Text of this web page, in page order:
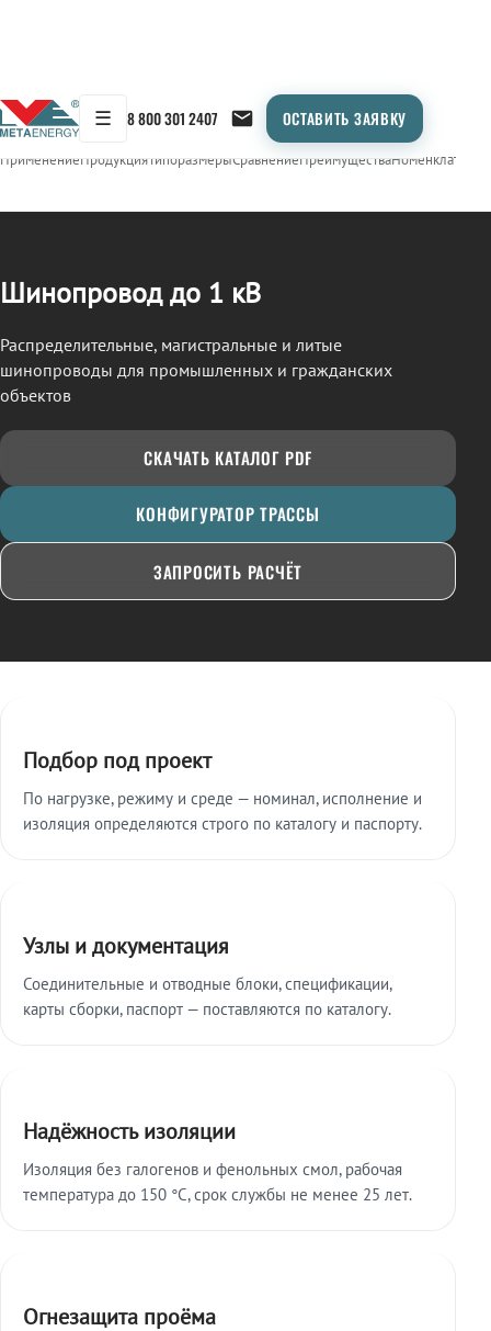
☰ 8 800 301 2407 ОСТАВИТЬ ЗАЯВКУ
← Продукция/ШИНОПРОВОД
ПрименениеПродукцияТипоразмерыСравнениеПреимуществаНоменклатура
Шинопровод до 1 кВ
Распределительные, магистральные и литые
шинопроводы для промышленных и гражданских
объектов
СКАЧАТЬ КАТАЛОГ PDF
КОНФИГУРАТОР ТРАССЫ
ЗАПРОСИТЬ РАСЧЁТ
Подбор под проект
По нагрузке, режиму и среде — номинал, исполнение и
изоляция определяются строго по каталогу и паспорту.
Узлы и документация
Соединительные и отводные блоки, спецификации,
карты сборки, паспорт — поставляются по каталогу.
Надёжность изоляции
Изоляция без галогенов и фенольных смол, рабочая
температура до 150 °C, срок службы не менее 25 лет.
Огнезащита проёма